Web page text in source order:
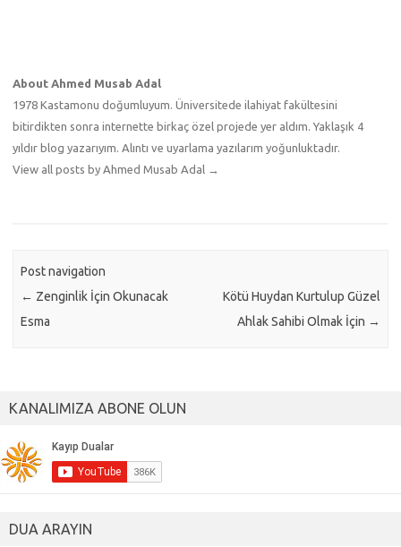
About Ahmed Musab Adal
1978 Kastamonu doğumluyum. Üniversitede ilahiyat fakültesini
bitirdikten sonra internette birkaç özel projede yer aldım. Yaklaşık 4
yıldır blog yazarıyım. Alıntı ve uyarlama yazılarım yoğunluktadır.
View all posts by Ahmed Musab Adal →
Post navigation
← Zenginlik İçin Okunacak
Esma
Kötü Huydan Kurtulup Güzel
Ahlak Sahibi Olmak İçin →
KANALIMIZA ABONE OLUN
DUA ARAYIN